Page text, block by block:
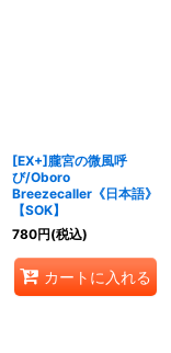
[EX+]朧宮の微風呼
び/Oboro
Breezecaller《日本語》
【SOK】
780円(税込)
カートに入れる